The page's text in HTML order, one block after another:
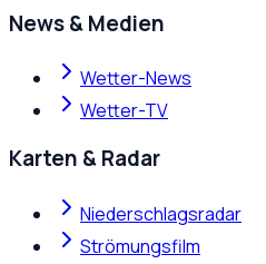
News & Medien
Wetter-News
Wetter-TV
Karten & Radar
Niederschlagsradar
Strömungsfilm